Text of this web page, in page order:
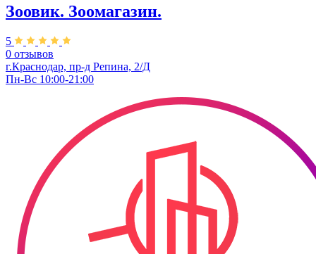
Зоовик. Зоомагазин.
5
0 отзывов
г.Краснодар, пр-д Репина, 2/Д
Пн-Вс 10:00-21:00